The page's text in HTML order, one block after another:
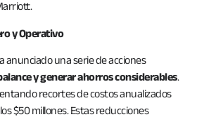
y Operativo
anunciado una serie de acciones
y generar ahorros considerables.
recortes de costos anualizados
$50 millones. Estas reducciones